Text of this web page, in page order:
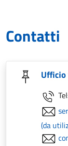
Contatti
Ufficio
(da